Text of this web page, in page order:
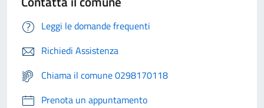
Leggi le domande frequenti
Richiedi Assistenza
Chiama il comune 0298170118
Prenota un appuntamento